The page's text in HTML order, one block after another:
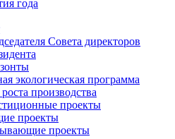
года
Совета директоров
экологическая программа
производства
проекты
проекты
проекты